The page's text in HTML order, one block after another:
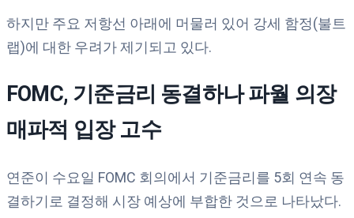
하지만 주요 저항선 아래에 머물러 있어 강세 함정(불트
랩)에 대한 우려가 제기되고 있다.
FOMC, 기준금리 동결하나 파월 의장
매파적 입장 고수
연준이 수요일 FOMC 회의에서 기준금리를 5회 연속 동
결하기로 결정해 시장 예상에 부합한 것으로 나타났다.